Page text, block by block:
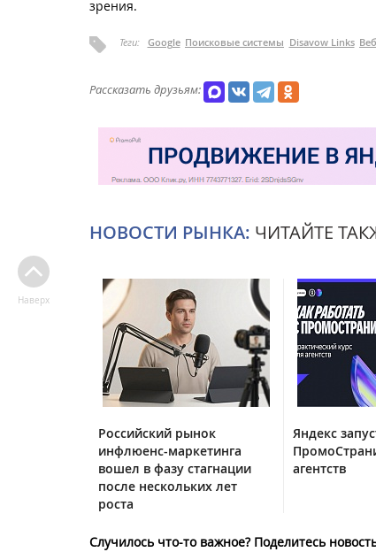
зрения.
Теги: Google Поисковые системы Disavow Links
Рассказать друзьям:
НОВОСТИ РЫНКА: ЧИТАЙТЕ
Российский рынок
инфлюенс-маркетинга
вошел в фазу стагнации
после нескольких лет
роста
Яндекс
агентств
Случилось что-то важное? Поделитесь
Наверх